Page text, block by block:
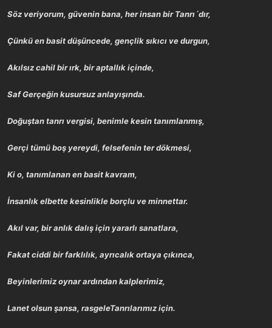
t
n
i
i
Söz veriyorum, güvenin bana, her insan bir Tanrı´dır,
Çünkü en basit düşüncede, gençlik sıkıcı ve durgun,
Akılsız cahil bir ırk, bir aptallık içinde,
Saf Gerçeğin kusursuz anlayışında.
Doğuştan tanrı vergisi, benimle kesin tanımlanmış,
Gerçi tümü boş yereydi, felsefenin ter dökmesi,
Ki o, tanımlanan en basit kavram,
İnsanlık elbette kesinlikle borçlu ve minnettar.
Akıl var, bir anlık dalış için yararlı sanatlara,
Fakat ciddi bir farklılık, ayrıcalık ortaya çıkınca,
Beyinlerimiz oynar ardından kalplerimiz,
Lanet olsun şansa, rasgeleTanrılarımız için.